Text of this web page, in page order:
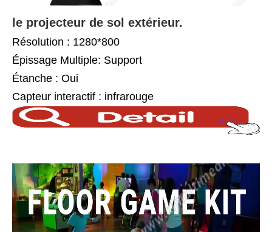
le projecteur de sol extérieur.
Résolution : 1280*800
Épissage Multiple: Support
Étanche : Oui
Capteur interactif : infrarouge